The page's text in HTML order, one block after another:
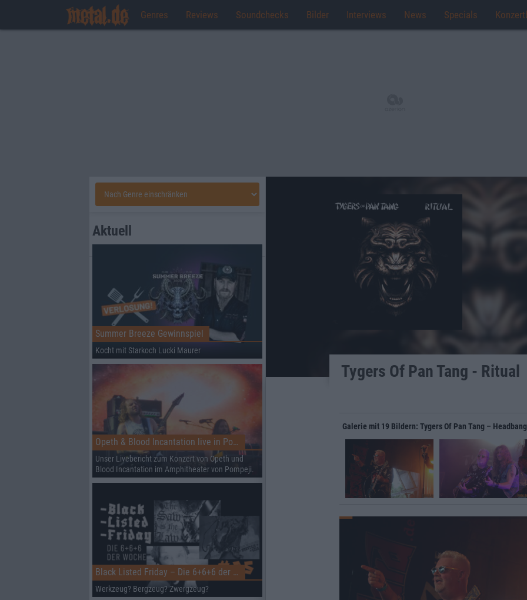
Genres Reviews Soundchecks Bilder Interviews News Specials
Tygers Of Pan Tang - Ritual
Galerie mit 19 Bildern: Tygers Of Pan Tang –
Aktuell
Summer Breeze Gewinnspiel
Kocht mit Starkoch Lucki Maurer
Opeth & Blood Incantation live in Pompeji
Unser Livebericht zum Konzert von Opeth und
Blood Incantation im Amphitheater von Pompeji.
Black Listed Friday – Die 6+6+6 der Woche
Werkzeug? Bergzeug? Zwergzeug?